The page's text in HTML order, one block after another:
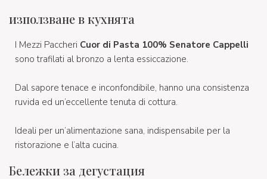
използване в кухнята
I Mezzi Paccheri Cuor di Pasta 100% Senatore Cappelli
sono trafilati al bronzo a lenta essiccazione.
Dal sapore tenace e inconfondibile, hanno una consistenza
ruvida ed un’eccellente tenuta di cottura.
Ideali per un’alimentazione sana, indispensabile per la
ristorazione e l’alta cucina.
Бележки за дегустация